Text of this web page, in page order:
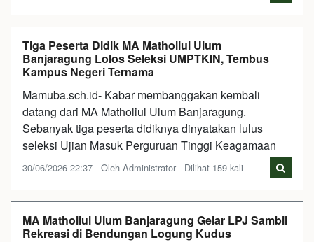
Tiga Peserta Didik MA Matholiul Ulum
Banjaragung Lolos Seleksi UMPTKIN, Tembus
Kampus Negeri Ternama
Mamuba.sch.id- Kabar membanggakan kembali
datang dari MA Matholiul Ulum Banjaragung.
Sebanyak tiga peserta didiknya dinyatakan lulus
seleksi Ujian Masuk Perguruan Tinggi Keagamaan
30/06/2026 22:37 - Oleh Administrator - Dilihat 159 kali
MA Matholiul Ulum Banjaragung Gelar LPJ Sambil
Rekreasi di Bendungan Logung Kudus